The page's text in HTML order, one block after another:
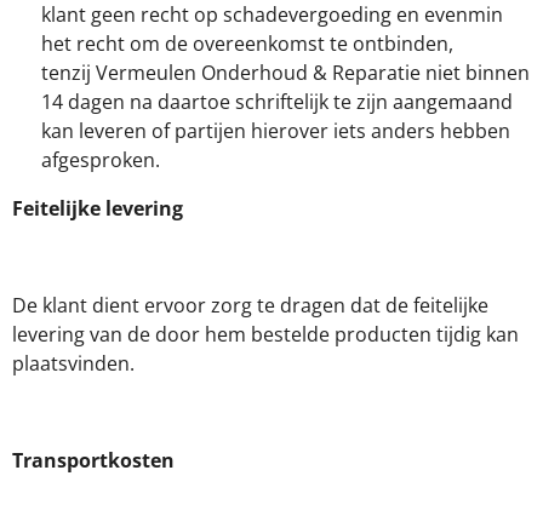
klant geen recht op schadevergoeding en evenmin
het recht om de overeenkomst te ontbinden,
tenzij Vermeulen Onderhoud & Reparatie niet binnen
14 dagen na daartoe schriftelijk te zijn aangemaand
kan leveren of partijen hierover iets anders hebben
afgesproken.
Feitelijke levering
De klant dient ervoor zorg te dragen dat de feitelijke
levering van de door hem bestelde producten tijdig kan
plaatsvinden.
Transportkosten